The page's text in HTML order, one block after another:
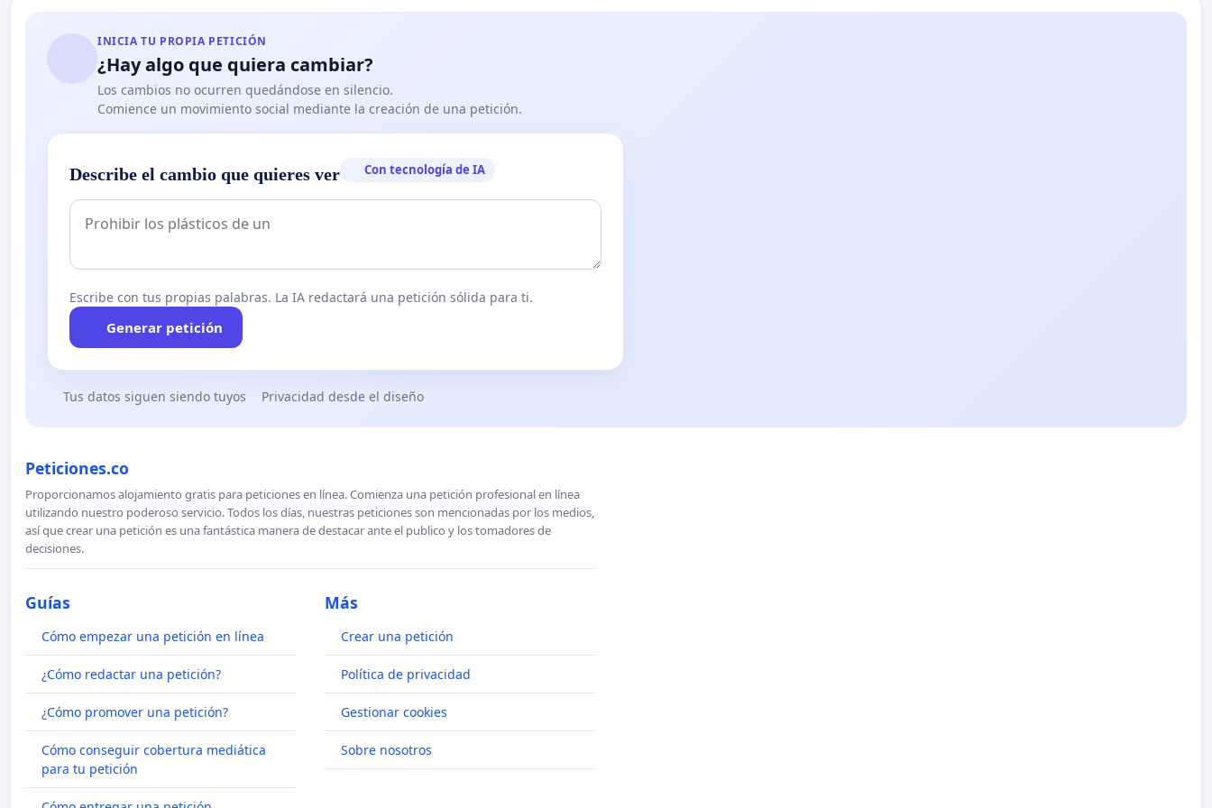
INICIA TU PROPIA PETICIÓN
¿Hay algo que quiera cambiar?
Los cambios no ocurren quedándose en silencio.
Comience un movimiento social mediante la creación de una petición.
Describe el cambio que quieres ver Con tecnología de IA
Escribe con tus propias palabras. La IA redactará una petición sólida para ti.
Generar petición
Tus datos siguen siendo tuyos Privacidad desde el diseño
Peticiones.co
Proporcionamos alojamiento gratis para peticiones en línea. Comienza una petición profesional en línea
utilizando nuestro poderoso servicio. Todos los días, nuestras peticiones son mencionadas por los medios,
así que crear una petición es una fantástica manera de destacar ante el publico y los tomadores de
decisiones.
Guías
Cómo empezar una petición en línea
¿Cómo redactar una petición?
¿Cómo promover una petición?
Cómo conseguir cobertura mediática
para tu petición
Más
Crear una petición
Política de privacidad
Gestionar cookies
Sobre nosotros